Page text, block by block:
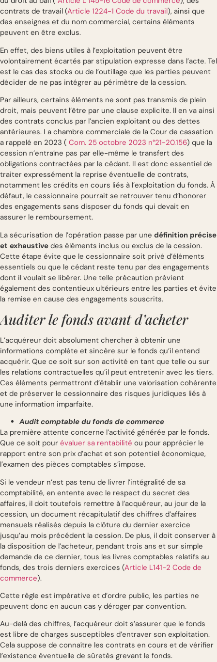
contrats de travail (Article 1224-1 Code du travail), ainsi que
des enseignes et du nom commercial, certains éléments
peuvent en être exclus.
En effet, des biens utiles à l’exploitation peuvent être
volontairement écartés par stipulation expresse dans l’acte. Tel
est le cas des stocks ou de l’outillage que les parties peuvent
décider de ne pas intégrer au périmètre de la cession.
Par ailleurs, certains éléments ne sont pas transmis de plein
droit, mais peuvent l’être par une clause explicite. Il en va ainsi
des contrats conclus par l’ancien exploitant ou des dettes
antérieures. La chambre commerciale de la Cour de cassation
a rappelé en 2023 ( Com. 25 octobre 2023 n°21-20.156) que la
cession n’entraîne pas par elle-même le transfert des
obligations contractées par le cédant. Il est donc essentiel de
traiter expressément la reprise éventuelle de contrats,
notamment les crédits en cours liés à l’exploitation du fonds. À
défaut, le cessionnaire pourrait se retrouver tenu d’honorer
des engagements sans disposer du fonds qui devait en
assurer le remboursement.
La sécurisation de l’opération passe par une définition précise
et exhaustive des éléments inclus ou exclus de la cession.
Cette étape évite que le cessionnaire soit privé d’éléments
essentiels ou que le cédant reste tenu par des engagements
dont il voulait se libérer. Une telle précaution prévient
également des contentieux ultérieurs entre les parties et évite
la remise en cause des engagements souscrits.
Auditer le fonds avant d’acheter
L’acquéreur doit absolument chercher à obtenir une
informations complète et sincère sur le fonds qu’il entend
acquérir. Que ce soit sur son activité en tant que telle ou sur
les relations contractuelles qu’il peut entretenir avec les tiers.
Ces éléments permettront d’établir une valorisation cohérente
et de préserver le cessionnaire des risques juridiques liés à
une information imparfaite.
Audit comptable du fonds de commerce
La première attente concerne l’activité générée par le fonds.
Que ce soit pour évaluer sa rentabilité ou pour apprécier le
rapport entre son prix d’achat et son potentiel économique,
l’examen des pièces comptables s’impose.
Si le vendeur n’est pas tenu de livrer l’intégralité de sa
comptabilité, en entente avec le respect du secret des
affaires, il doit toutefois remettre à l’acquéreur, au jour de la
cession, un document récapitulatif des chiffres d’affaires
mensuels réalisés depuis la clôture du dernier exercice
jusqu’au mois précédent la cession. De plus, il doit conserver à
la disposition de l’acheteur, pendant trois ans et sur simple
demande de ce dernier, tous les livres comptables relatifs au
fonds, des trois derniers exercices (Article L141-2 Code de
commerce).
Cette règle est impérative et d’ordre public, les parties ne
peuvent donc en aucun cas y déroger par convention.
Au-delà des chiffres, l’acquéreur doit s’assurer que le fonds
est libre de charges susceptibles d’entraver son exploitation.
Cela suppose de connaître les contrats en cours et de vérifier
l’existence éventuelle de sûretés grevant le fonds.